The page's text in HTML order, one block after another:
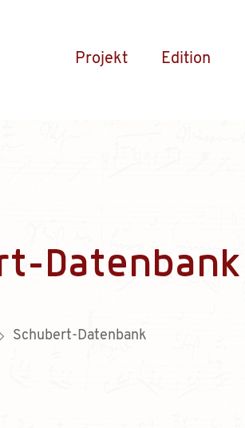
Projekt Edition
Datenbank
Schubert-Datenbank